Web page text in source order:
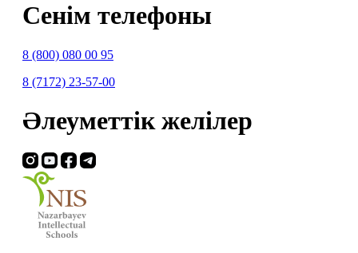
Сенім телефоны
8 (800) 080 00 95
8 (7172) 23-57-00
Әлеуметтік желілер